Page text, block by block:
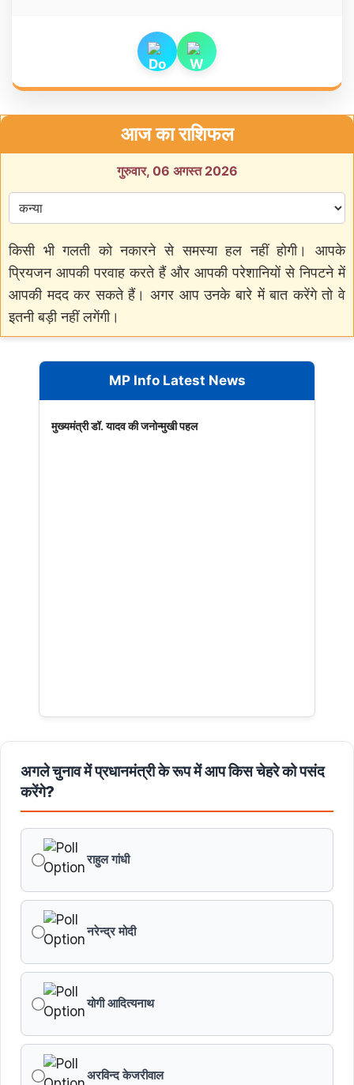
आज का राशिफल
गुरुवार, 06 अगस्त 2026
किसी भी गलती को नकारने से समस्या हल नहीं होगी। आपके
प्रियजन आपकी परवाह करते हैं और आपकी परेशानियों से निपटने में
आपकी मदद कर सकते हैं। अगर आप उनके बारे में बात करेंगे तो वे
इतनी बड़ी नहीं लगेंगी।
MP Info Latest News
मुख्यमंत्री डॉ. यादव की जनोन्मुखी पहल
अगले चुनाव में प्रधानमंत्री के रूप में आप किस चेहरे को पसंद
करेंगे?
राहुल गांधी
नरेन्द्र मोदी
योगी आदित्यनाथ
अरविन्द केजरीवाल